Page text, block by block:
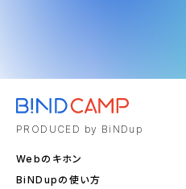
PRODUCED by BiNDup
Webのキホン
BiNDupの使い方